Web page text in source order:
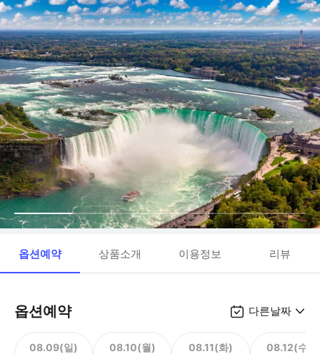
옵션예약 상품소개 이용정보 리뷰
옵션예약 다른날짜
08.09(일) 08.10(월) 08.11(화) 08.12(수)